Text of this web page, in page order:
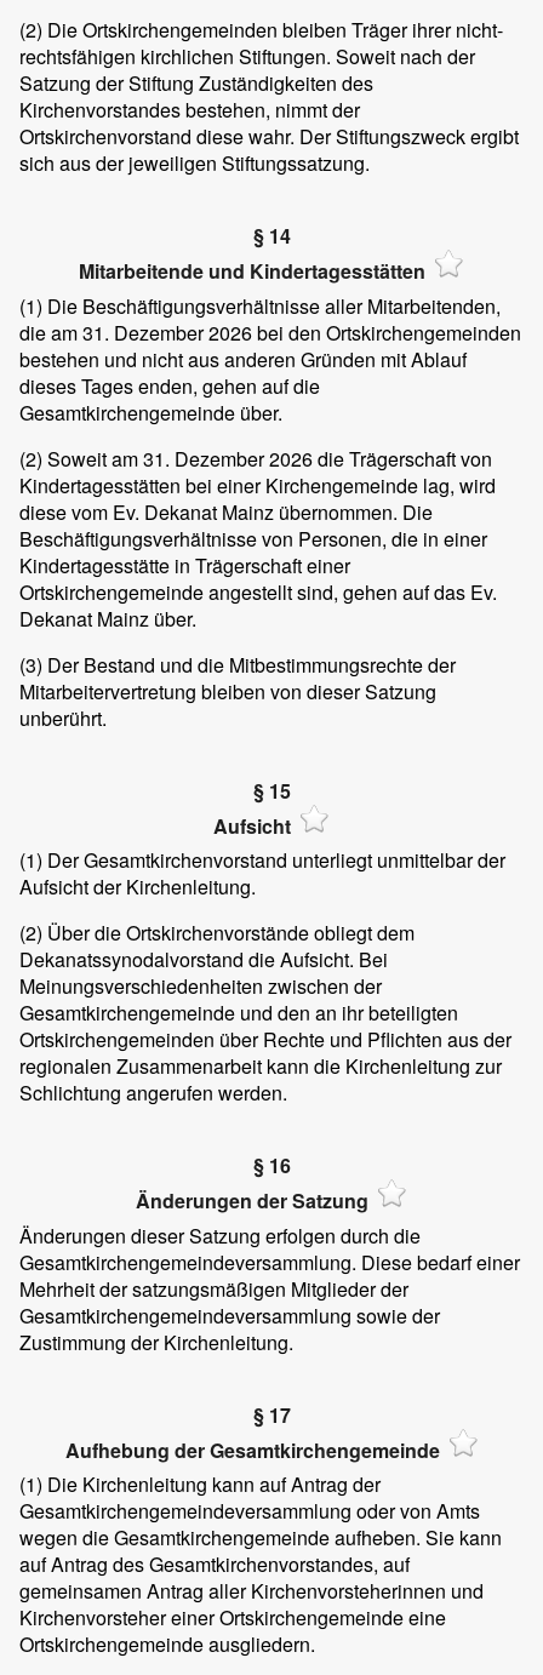
(2) Die Ortskirchengemeinden bleiben Träger ihrer nicht-
rechtsfähigen kirchlichen Stiftungen. Soweit nach der
Satzung der Stiftung Zuständigkeiten des
Kirchenvorstandes bestehen, nimmt der
Ortskirchenvorstand diese wahr. Der Stiftungszweck ergibt
sich aus der jeweiligen Stiftungssatzung.
§ 14
Mitarbeitende und Kindertagesstätten
(1) Die Beschäftigungsverhältnisse aller Mitarbeitenden,
die am 31. Dezember 2026 bei den Ortskirchengemeinden
bestehen und nicht aus anderen Gründen mit Ablauf
dieses Tages enden, gehen auf die
Gesamtkirchengemeinde über.
(2) Soweit am 31. Dezember 2026 die Trägerschaft von
Kindertagesstätten bei einer Kirchengemeinde lag, wird
diese vom Ev. Dekanat Mainz übernommen. Die
Beschäftigungsverhältnisse von Personen, die in einer
Kindertagesstätte in Trägerschaft einer
Ortskirchengemeinde angestellt sind, gehen auf das Ev.
Dekanat Mainz über.
(3) Der Bestand und die Mitbestimmungsrechte der
Mitarbeitervertretung bleiben von dieser Satzung
unberührt.
§ 15
Aufsicht
(1) Der Gesamtkirchenvorstand unterliegt unmittelbar der
Aufsicht der Kirchenleitung.
(2) Über die Ortskirchenvorstände obliegt dem
Dekanatssynodalvorstand die Aufsicht. Bei
Meinungsverschiedenheiten zwischen der
Gesamtkirchengemeinde und den an ihr beteiligten
Ortskirchengemeinden über Rechte und Pflichten aus der
regionalen Zusammenarbeit kann die Kirchenleitung zur
Schlichtung angerufen werden.
§ 16
Änderungen der Satzung
Änderungen dieser Satzung erfolgen durch die
Gesamtkirchengemeindeversammlung. Diese bedarf einer
Mehrheit der satzungsmäßigen Mitglieder der
Gesamtkirchengemeindeversammlung sowie der
Zustimmung der Kirchenleitung.
§ 17
Aufhebung der Gesamtkirchengemeinde
(1) Die Kirchenleitung kann auf Antrag der
Gesamtkirchengemeindeversammlung oder von Amts
wegen die Gesamtkirchengemeinde aufheben. Sie kann
auf Antrag des Gesamtkirchenvorstandes, auf
gemeinsamen Antrag aller Kirchenvorsteherinnen und
Kirchenvorsteher einer Ortskirchengemeinde eine
Ortskirchengemeinde ausgliedern.